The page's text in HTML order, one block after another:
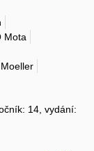
Mota
14, vydání: